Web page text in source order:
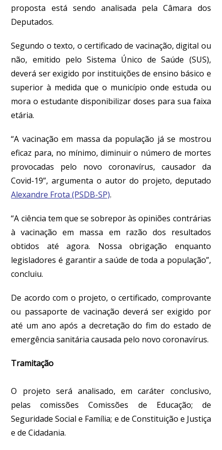
proposta está sendo analisada pela Câmara dos
Deputados.
Segundo o texto, o certificado de vacinação, digital ou
não, emitido pelo Sistema Único de Saúde (SUS),
deverá ser exigido por instituições de ensino básico e
superior à medida que o município onde estuda ou
mora o estudante disponibilizar doses para sua faixa
etária.
“A vacinação em massa da população já se mostrou
eficaz para, no mínimo, diminuir o número de mortes
provocadas pelo novo coronavírus, causador da
Covid-19”, argumenta o autor do projeto, deputado
Alexandre Frota (PSDB-SP).
“A ciência tem que se sobrepor às opiniões contrárias
à vacinação em massa em razão dos resultados
obtidos até agora. Nossa obrigação enquanto
legisladores é garantir a saúde de toda a população”,
concluiu.
De acordo com o projeto, o certificado, comprovante
ou passaporte de vacinação deverá ser exigido por
até um ano após a decretação do fim do estado de
emergência sanitária causada pelo novo coronavírus.
Tramitação
O projeto será analisado, em caráter conclusivo,
pelas comissões Comissões de Educação; de
Seguridade Social e Família; e de Constituição e Justiça
e de Cidadania.